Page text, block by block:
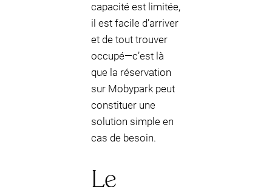
capacité est limitée,
il est facile d’arriver
et de tout trouver
occupé—c’est là
que la réservation
sur Mobypark peut
constituer une
solution simple en
cas de besoin.
Le